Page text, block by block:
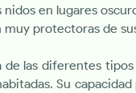
en lugares
muy protectoras de
de las diferentes
Su